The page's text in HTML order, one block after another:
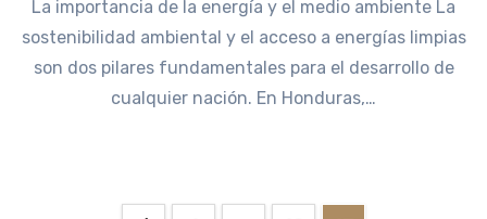
La importancia de la energía y el medio ambiente La
sostenibilidad ambiental y el acceso a energías limpias
son dos pilares fundamentales para el desarrollo de
cualquier nación. En Honduras,…